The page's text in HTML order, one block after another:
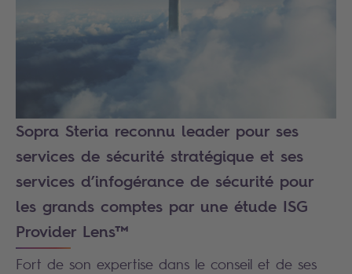
Sopra Steria reconnu leader pour ses
services de sécurité stratégique et ses
services d’infogérance de sécurité pour
les grands comptes par une étude ISG
Provider Lens™
Fort de son expertise dans le conseil et de ses